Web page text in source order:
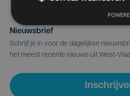
Nieuwsbrief
Schrijf je in voor de dagelijkse
het meest recente nieuws uit West-